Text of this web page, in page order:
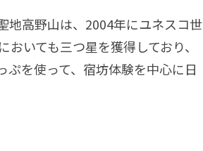
地高野山は、2004年にユネスコ世
いても三つ星を獲得しており、
を使って、宿坊体験を中心に日